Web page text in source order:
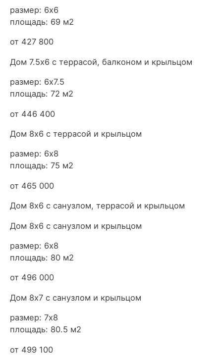
размер: 6х6
площадь: 69 м2
от 427 800
Дом 7.5х6 с террасой, балконом и крыльцом
размер: 6х7.5
площадь: 72 м2
от 446 400
Дом 8х6 с террасой и крыльцом
размер: 6х8
площадь: 75 м2
от 465 000
Дом 8х6 с санузлом, террасой и крыльцом
Дом 8х6 с санузлом и крыльцом
размер: 6х8
площадь: 80 м2
от 496 000
Дом 8х7 с санузлом и крыльцом
размер: 7х8
площадь: 80.5 м2
от 499 100